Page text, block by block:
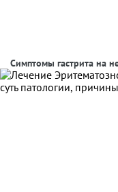
Симптомы гастрита на